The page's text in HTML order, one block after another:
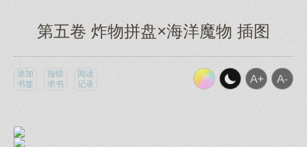
第五卷 炸物拼盘×海洋魔物 插图
添加
书签
报错
求书
阅读
记录